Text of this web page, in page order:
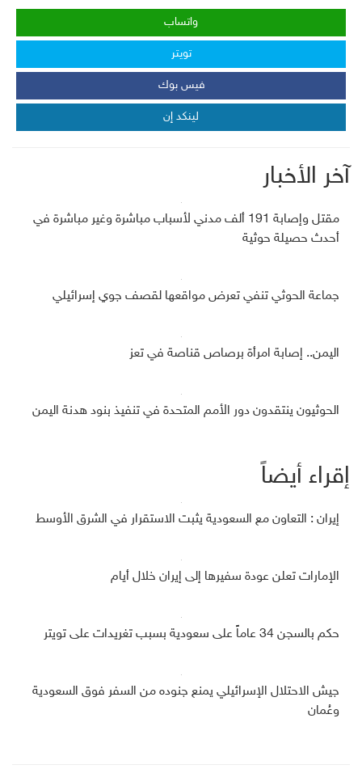
واتساب
تويتر
فيس بوك
لينكد إن
آخر الأخبار
مقتل وإصابة 191 ألف مدني لأسباب مباشرة وغير مباشرة في
أحدث حصيلة حوثية
جماعة الحوثي تنفي تعرض مواقعها لقصف جوي إسرائيلي
اليمن.. إصابة امرأة برصاص قناصة في تعز
الحوثيون ينتقدون دور الأمم المتحدة في تنفيذ بنود هدنة اليمن
إقراء أيضاً
إيران : التعاون مع السعودية يثبت الاستقرار في الشرق الأوسط
الإمارات تعلن عودة سفيرها إلى إيران خلال أيام
حكم بالسجن 34 عاماً على سعودية بسبب تغريدات على تويتر
جيش الاحتلال الإسرائيلي يمنع جنوده من السفر فوق السعودية
وعُمان